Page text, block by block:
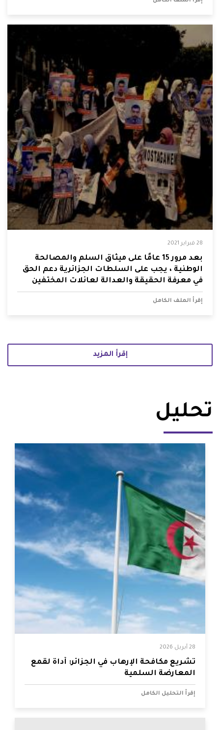
28 فبراير 2021
بعد مرور 15 عامًا على ميثاق السلم والمصالحة
الوطنية ، يجب على السلطات الجزائرية دعم الحق
في معرفة الحقيقة والعدالة لعائلات المختفين
إقرأ الملف الكامل
إقرأ المزيد
تحليل
28 أبريل 2026
تشريع مكافحة الإرهاب في الجزائر: أداة لقمع
المعارضة السلمية
إقرأ التحليل الكامل